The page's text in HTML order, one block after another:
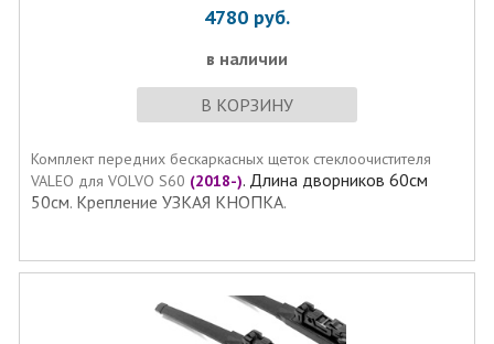
4780 руб.
в наличии
В КОРЗИНУ
Комплект передних бескаркасных щеток стеклоочистителя
VALEO для VOLVO S60 (2018-). Длина дворников 60см
50см. Крепление УЗКАЯ КНОПКА.